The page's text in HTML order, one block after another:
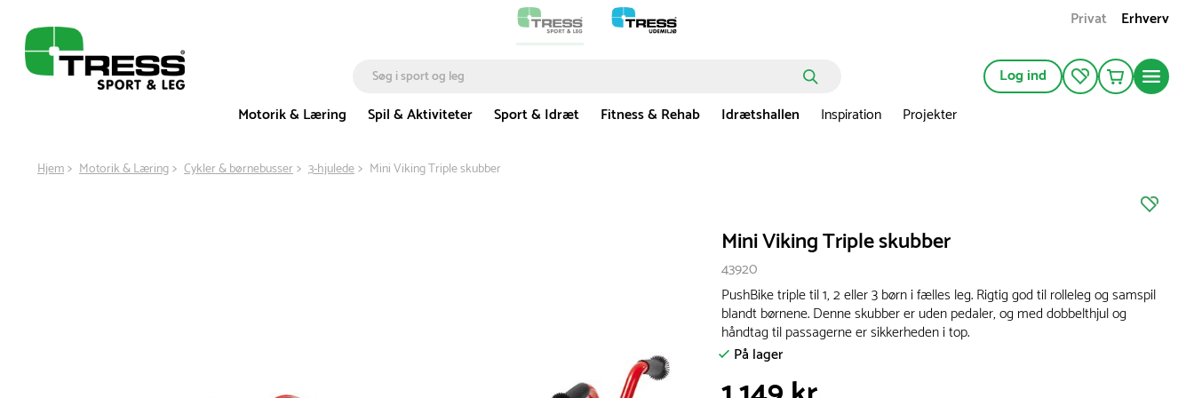
Privat Erhverv
Log ind
Motorik & Læring
Spil & Aktiviteter Sport & Idræt Fitness & Rehab Idrætshallen Inspiration Projekter
Hjem Motorik & Læring Cykler & børnebusser 3-hjulede Mini Viking Triple skubber
Mini Viking Triple skubber
43920
PushBike triple til 1, 2 eller 3 børn i fælles leg. Rigtig god til rolleleg og samspil
blandt børnene. Denne skubber er uden pedaler, og med dobbelthjul og
håndtag til passagerne er sikkerheden i top.
På lager